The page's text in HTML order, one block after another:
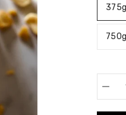
375g
750g
de